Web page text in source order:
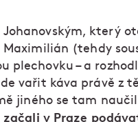
Johanovským, který
(tehdy
plechovku – a
vařit káva právě z
jiného se tam
v Praze